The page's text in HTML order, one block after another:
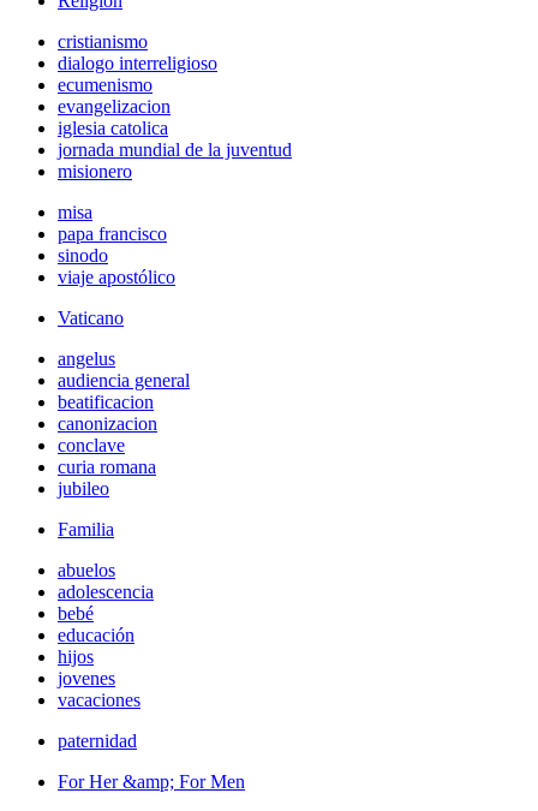
cristianismo
dialogo interreligioso
ecumenismo
evangelizacion
iglesia catolica
jornada mundial de la juventud
misionero
misa
papa francisco
sinodo
viaje apostólico
Vaticano
angelus
audiencia general
beatificacion
canonizacion
conclave
curia romana
jubileo
Familia
abuelos
adolescencia
bebé
educación
hijos
jovenes
vacaciones
paternidad
For Her &amp; For Men